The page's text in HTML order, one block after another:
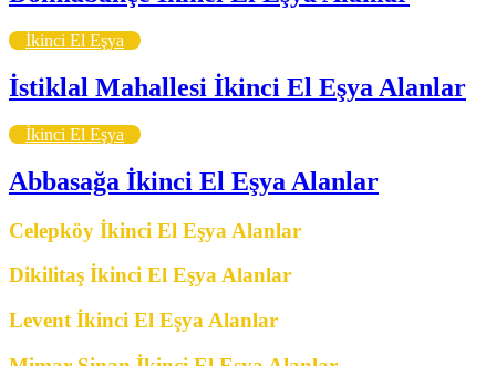
İkinci El Eşya
İstiklal Mahallesi İkinci El Eşya Alanlar
İkinci El Eşya
Abbasağa İkinci El Eşya Alanlar
Celepköy İkinci El Eşya Alanlar
Dikilitaş İkinci El Eşya Alanlar
Levent İkinci El Eşya Alanlar